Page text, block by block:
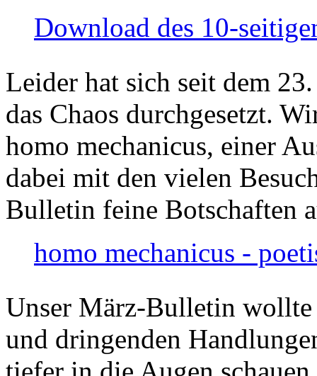
Download des 10-
Leider hat sich seit dem
das Chaos durchgesetzt.
homo mechanicus, einer
dabei mit den vielen
Bulletin feine Botschaften
homo mechanicus -
Unser März-Bulletin
und dringenden